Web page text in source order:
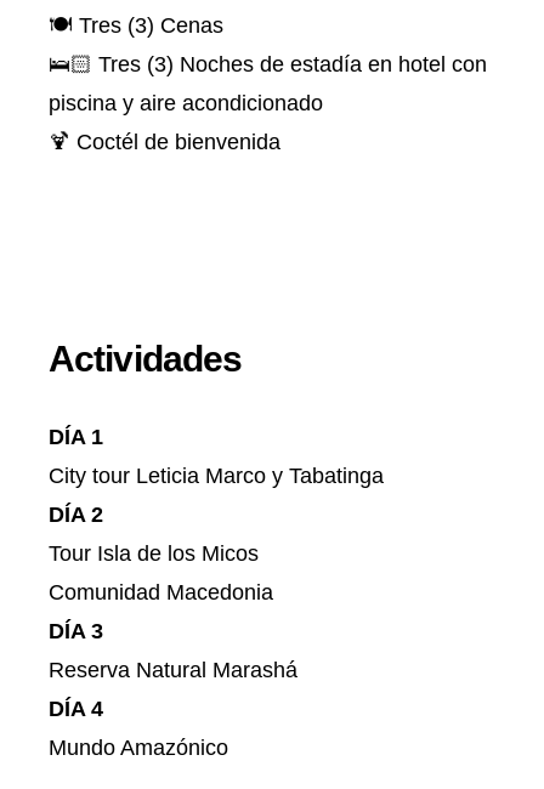
🍽️ Tres (3) Cenas
🛌🏻 Tres (3) Noches de estadía en hotel con
piscina y aire acondicionado
🍹 Coctél de bienvenida
Actividades
DÍA 1
City tour Leticia Marco y Tabatinga
DÍA 2
Tour Isla de los Micos
Comunidad Macedonia
DÍA 3
Reserva Natural Marashá
DÍA 4
Mundo Amazónico